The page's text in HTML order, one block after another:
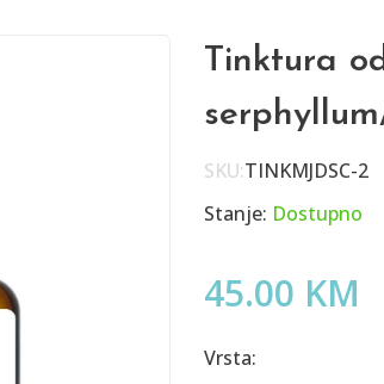
Tinktura
SKU:TINKMJDSC-2
Stanje: Dostupno
45.00 KM
Vrsta: